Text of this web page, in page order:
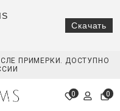
ПРИМЕРКИ. ДОСТУПНО
0 0
Скачать